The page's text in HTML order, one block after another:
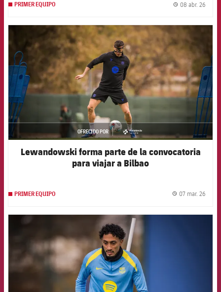
PRIMER EQUIPO 08 abr. 26
FCB Barcelona badge
OFRECIDO POR
asistencia
Lewandowski forma parte de la convocatoria
para viajar a Bilbao
PRIMER EQUIPO 07 mar. 26
FCB Barcelona badge